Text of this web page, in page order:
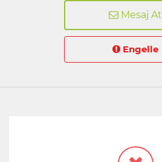
Mesaj At
Engelle